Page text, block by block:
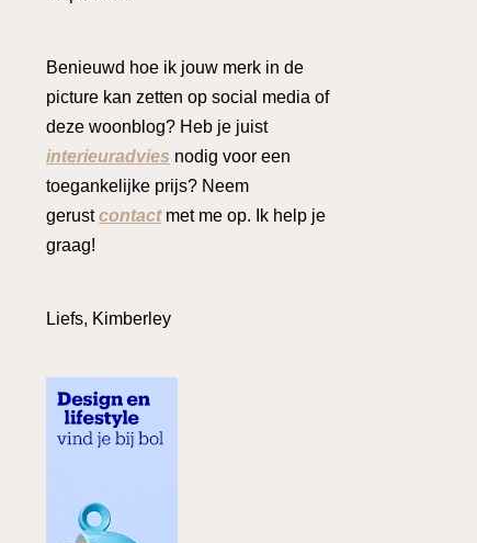
Benieuwd hoe ik jouw merk in de
picture kan zetten op social media of
deze woonblog? Heb je juist
interieuradvies nodig voor een
toegankelijke prijs? Neem
gerustcontactmet me op. Ik help je
graag!
Liefs, Kimberley